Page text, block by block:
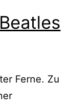
Ferne. Zu